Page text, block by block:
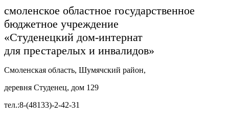
смоленское областное государственное
бюджетное учреждение
«Студенецкий дом-интернат
для престарелых и инвалидов»
Смоленская область, Шумячский район,
деревня Студенец, дом 129
тел.:8-(48133)-2-42-31